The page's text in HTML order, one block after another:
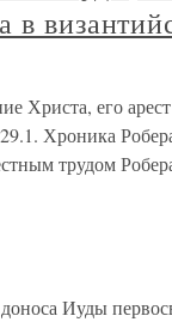
в
Христа, его
Хроника
трудом
Иуды